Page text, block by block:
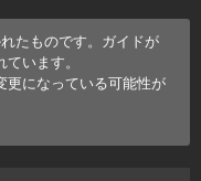
たものです。ガイドが
います。
更になっている可能性が